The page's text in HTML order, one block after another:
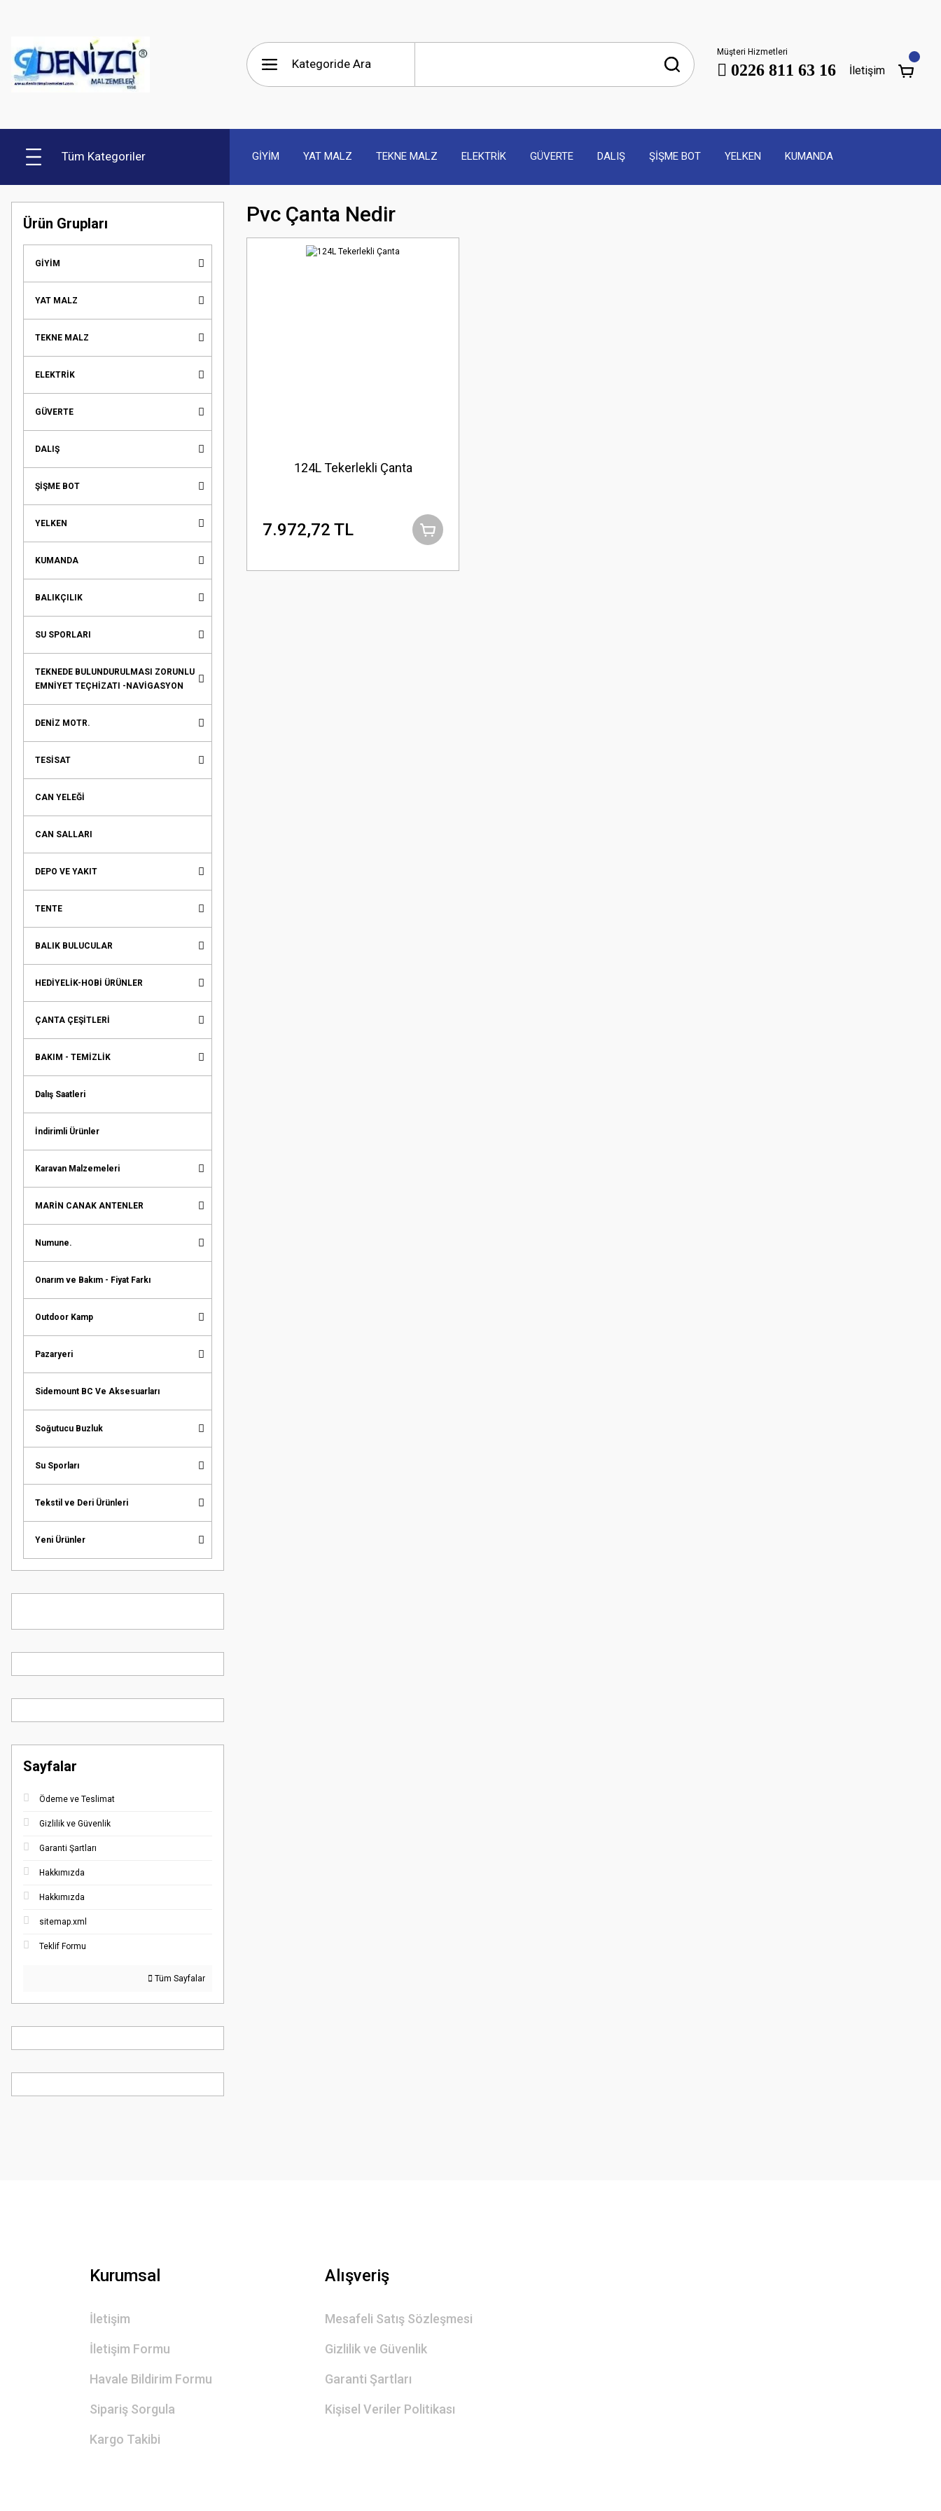
Müşteri Hizmetleri
0226 811 63 16 İletişim
Tüm Kategoriler GİYİM YAT MALZ TEKNE MALZ ELEKTRİK GÜVERTE DALIŞ ŞİŞME BOT YELKEN KUMANDA
Ürün Grupları
GİYİM
YAT MALZ
TEKNE MALZ
ELEKTRİK
GÜVERTE
DALIŞ
ŞİŞME BOT
YELKEN
KUMANDA
BALIKÇILIK
SU SPORLARI
TEKNEDE BULUNDURULMASI ZORUNLU
EMNİYET TEÇHİZATI -NAVİGASYON
DENİZ MOTR.
TESİSAT
CAN YELEĞİ
CAN SALLARI
DEPO VE YAKIT
TENTE
BALIK BULUCULAR
HEDİYELİK-HOBİ ÜRÜNLER
ÇANTA ÇEŞİTLERİ
BAKIM - TEMİZLİK
Dalış Saatleri
İndirimli Ürünler
Karavan Malzemeleri
MARİN CANAK ANTENLER
Numune.
Onarım ve Bakım - Fiyat Farkı
Outdoor Kamp
Pazaryeri
Sidemount BC Ve Aksesuarları
Soğutucu Buzluk
Su Sporları
Tekstil ve Deri Ürünleri
Yeni Ürünler
Sayfalar
Ödeme ve Teslimat
Gizlilik ve Güvenlik
Garanti Şartları
Hakkımızda
Hakkımızda
sitemap.xml
Teklif Formu
Tüm Sayfalar
Pvc Çanta Nedir
124L Tekerlekli Çanta
7.972,72 TL
Kurumsal
İletişim
İletişim Formu
Havale Bildirim Formu
Sipariş Sorgula
Kargo Takibi
Alışveriş
Mesafeli Satış Sözleşmesi
Gizlilik ve Güvenlik
Garanti Şartları
Kişisel Veriler Politikası